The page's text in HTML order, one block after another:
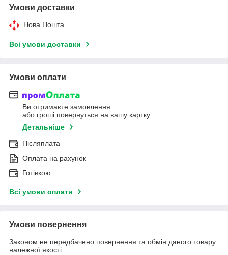
Умови доставки
Нова Пошта
Всі умови доставки
Умови оплати
Ви отримаєте замовлення
або гроші повернуться на вашу картку
Детальніше
Післяплата
Оплата на рахунок
Готівкою
Всі умови оплати
Умови повернення
Законом не передбачено повернення та обмін даного товару
належної якості